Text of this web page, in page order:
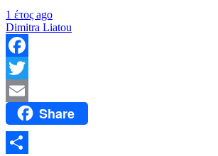
1 έτος ago
Dimitra Liatou
Facebook
Twitter
Email Share